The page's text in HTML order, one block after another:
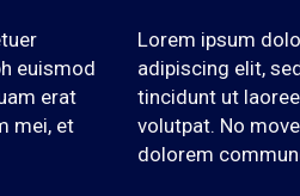
euismod
erat
mei, et
Lorem ipsum
adipiscing elit,
tincidunt ut
volutpat. No
dolorem